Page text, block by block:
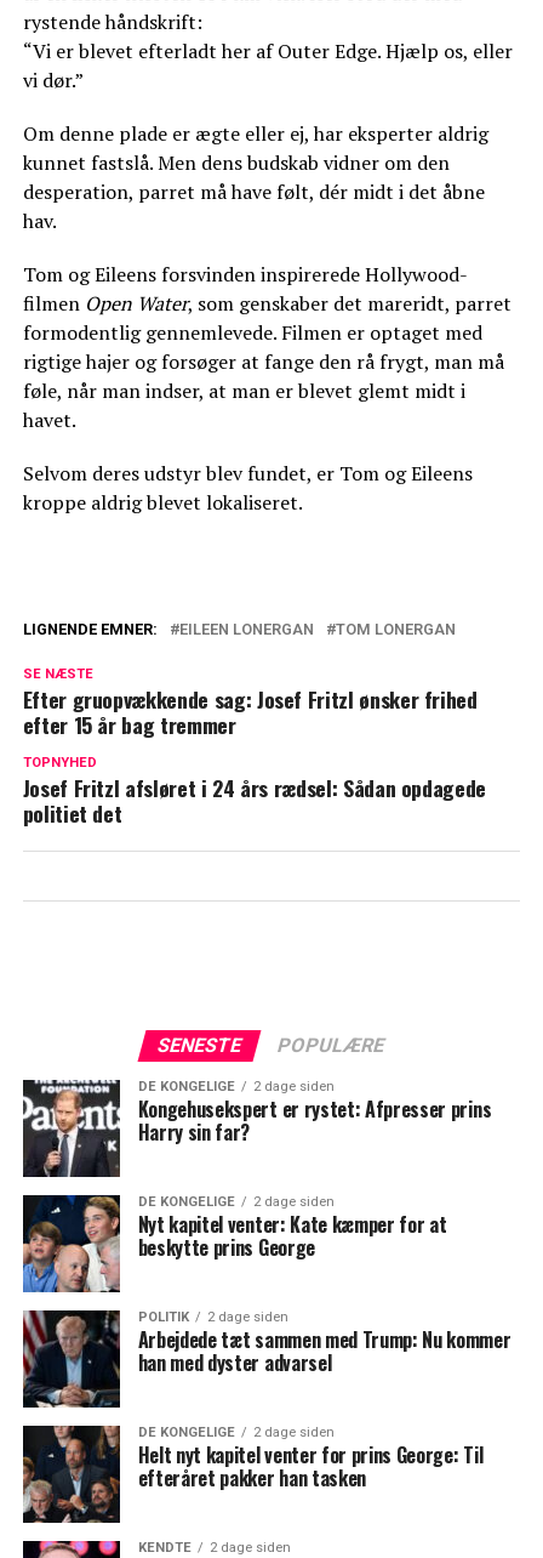
rystende håndskrift:
“Vi er blevet efterladt her af Outer Edge. Hjælp os, eller
vi dør.”
Om denne plade er ægte eller ej, har eksperter aldrig
kunnet fastslå. Men dens budskab vidner om den
desperation, parret må have følt, dér midt i det åbne
hav.
Tom og Eileens forsvinden inspirerede Hollywood-
filmen Open Water, som genskaber det mareridt, parret
formodentlig gennemlevede. Filmen er optaget med
rigtige hajer og forsøger at fange den rå frygt, man må
føle, når man indser, at man er blevet glemt midt i
havet.
Selvom deres udstyr blev fundet, er Tom og Eileens
kroppe aldrig blevet lokaliseret.
dokumentaren om Chris Watts
Intens eftersøgning: Er politiet på sporet
sagen?
LIGNENDE EMNER: EILEEN LONERGAN TOM LONERGAN
SE NÆSTE
Efter gruopvækkende sag: Josef Fritzl ønsker frihed
efter 15 år bag tremmer
TOPNYHED
Josef Fritzl afsløret i 24 års rædsel: Sådan opdagede
politiet det
SENESTE POPULÆRE
DE KONGELIGE 2 dage siden
Kongehusekspert er rystet: Afpresser prins
Harry sin far?
DE KONGELIGE 2 dage siden
Nyt kapitel venter: Kate kæmper for at
beskytte prins George
POLITIK 2 dage siden
Arbejdede tæt sammen med Trump: Nu kommer
han med dyster advarsel
DE KONGELIGE 2 dage siden
Helt nyt kapitel venter for prins George: Til
efteråret pakker han tasken
KENDTE 2 dage siden